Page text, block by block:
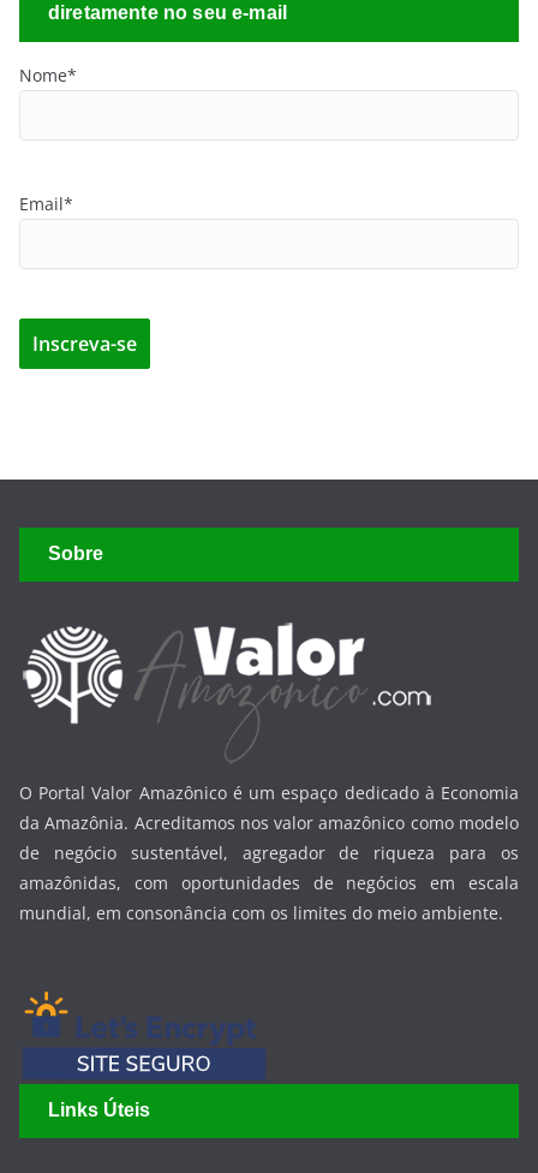
diretamente no seu e-mail
Nome*
Email*
Sobre
O Portal Valor Amazônico é um espaço dedicado à Economia
da Amazônia. Acreditamos nos valor amazônico como modelo
de negócio sustentável, agregador de riqueza para os
amazônidas, com oportunidades de negócios em escala
mundial, em consonância com os limites do meio ambiente.
Links Úteis